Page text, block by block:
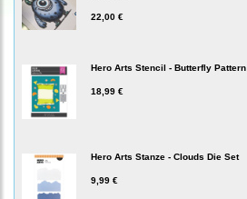
22,00 €
Hero Arts Stencil - Butterfly Pattern
18,99 €
Hero Arts Stanze - Clouds Die Set
9,99 €